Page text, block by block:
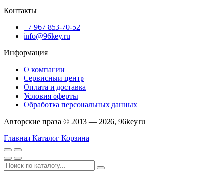
Контакты
+7 967 853-70-52
info@96key.ru
Информация
О компании
Сервисный центр
Оплата и доставка
Условия оферты
Обработка персональных данных
Авторские права © 2013 — 2026, 96key.ru
Главная Каталог Корзина